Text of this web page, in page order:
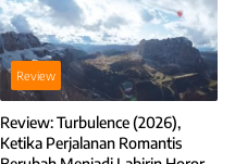
Review
Review: Turbulence (2026),
Ketika Perjalanan Romantis